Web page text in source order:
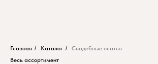
Главная / Каталог /
Свадебные платья
Весь ассортимент